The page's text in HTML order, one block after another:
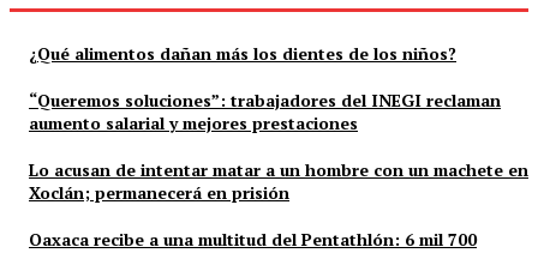
¿Qué alimentos dañan más los dientes de los niños?
“Queremos soluciones”: trabajadores del INEGI reclaman
aumento salarial y mejores prestaciones
Lo acusan de intentar matar a un hombre con un machete en
Xoclán; permanecerá en prisión
Oaxaca recibe a una multitud del Pentathlón: 6 mil 700